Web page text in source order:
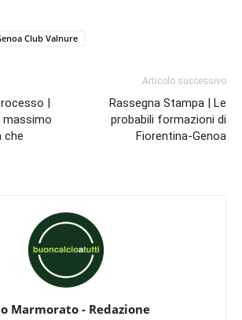
Club Valnure
|
massimo
che
Articolo successivo
Rassegna Stampa | Le
probabili formazioni di
Fiorentina-Genoa
Marmorato - Redazione